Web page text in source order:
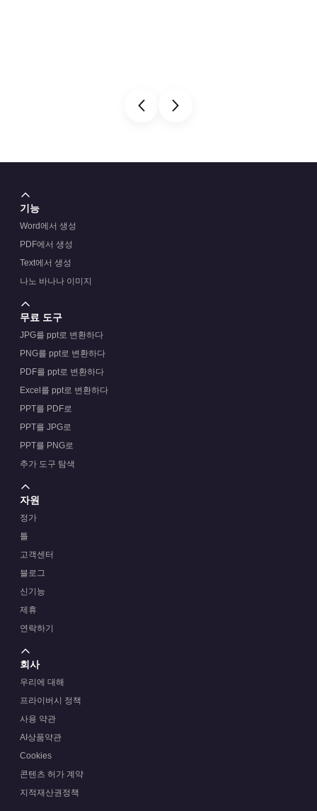
기능
Word에서 생성
PDF에서 생성
Text에서 생성
나노 바나나 이미지
무료 도구
JPG를 ppt로 변환하다
PNG를 ppt로 변환하다
PDF를 ppt로 변환하다
Excel를 ppt로 변환하다
PPT를 PDF로
PPT를 JPG로
PPT를 PNG로
추가 도구 탐색
자원
정가
틀
고객센터
블로그
신기능
제휴
연락하기
회사
우리에 대해
프라이버시 정책
사용 약관
AI상품약관
Cookies
콘텐츠 허가 계약
지적재산권정책